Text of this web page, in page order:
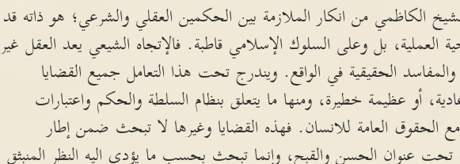
الكاظمي من انكار الملازمة بين الحكمين العقلي والشرعي؛ هو ذاته قد
العملية، بل وعلى السلوك الإسلامي قاطبة. فالإتجاه الشيعي يعد العقل غير
الحقيقية في الواقع. ويندرج تحت هذا التعامل جميع القضايا
أو عظيمة خطيرة، ومنها ما يتعلق بنظام السلطة والحكم واعتبارات
مع الحقوق العامة للانسان. فهذه القضايا وغيرها لا تبحث ضمن إطار
تحت عنوان الحسن والقبح، وإنما تبحث بحسب ما يؤدي اليه النظر المنبثق